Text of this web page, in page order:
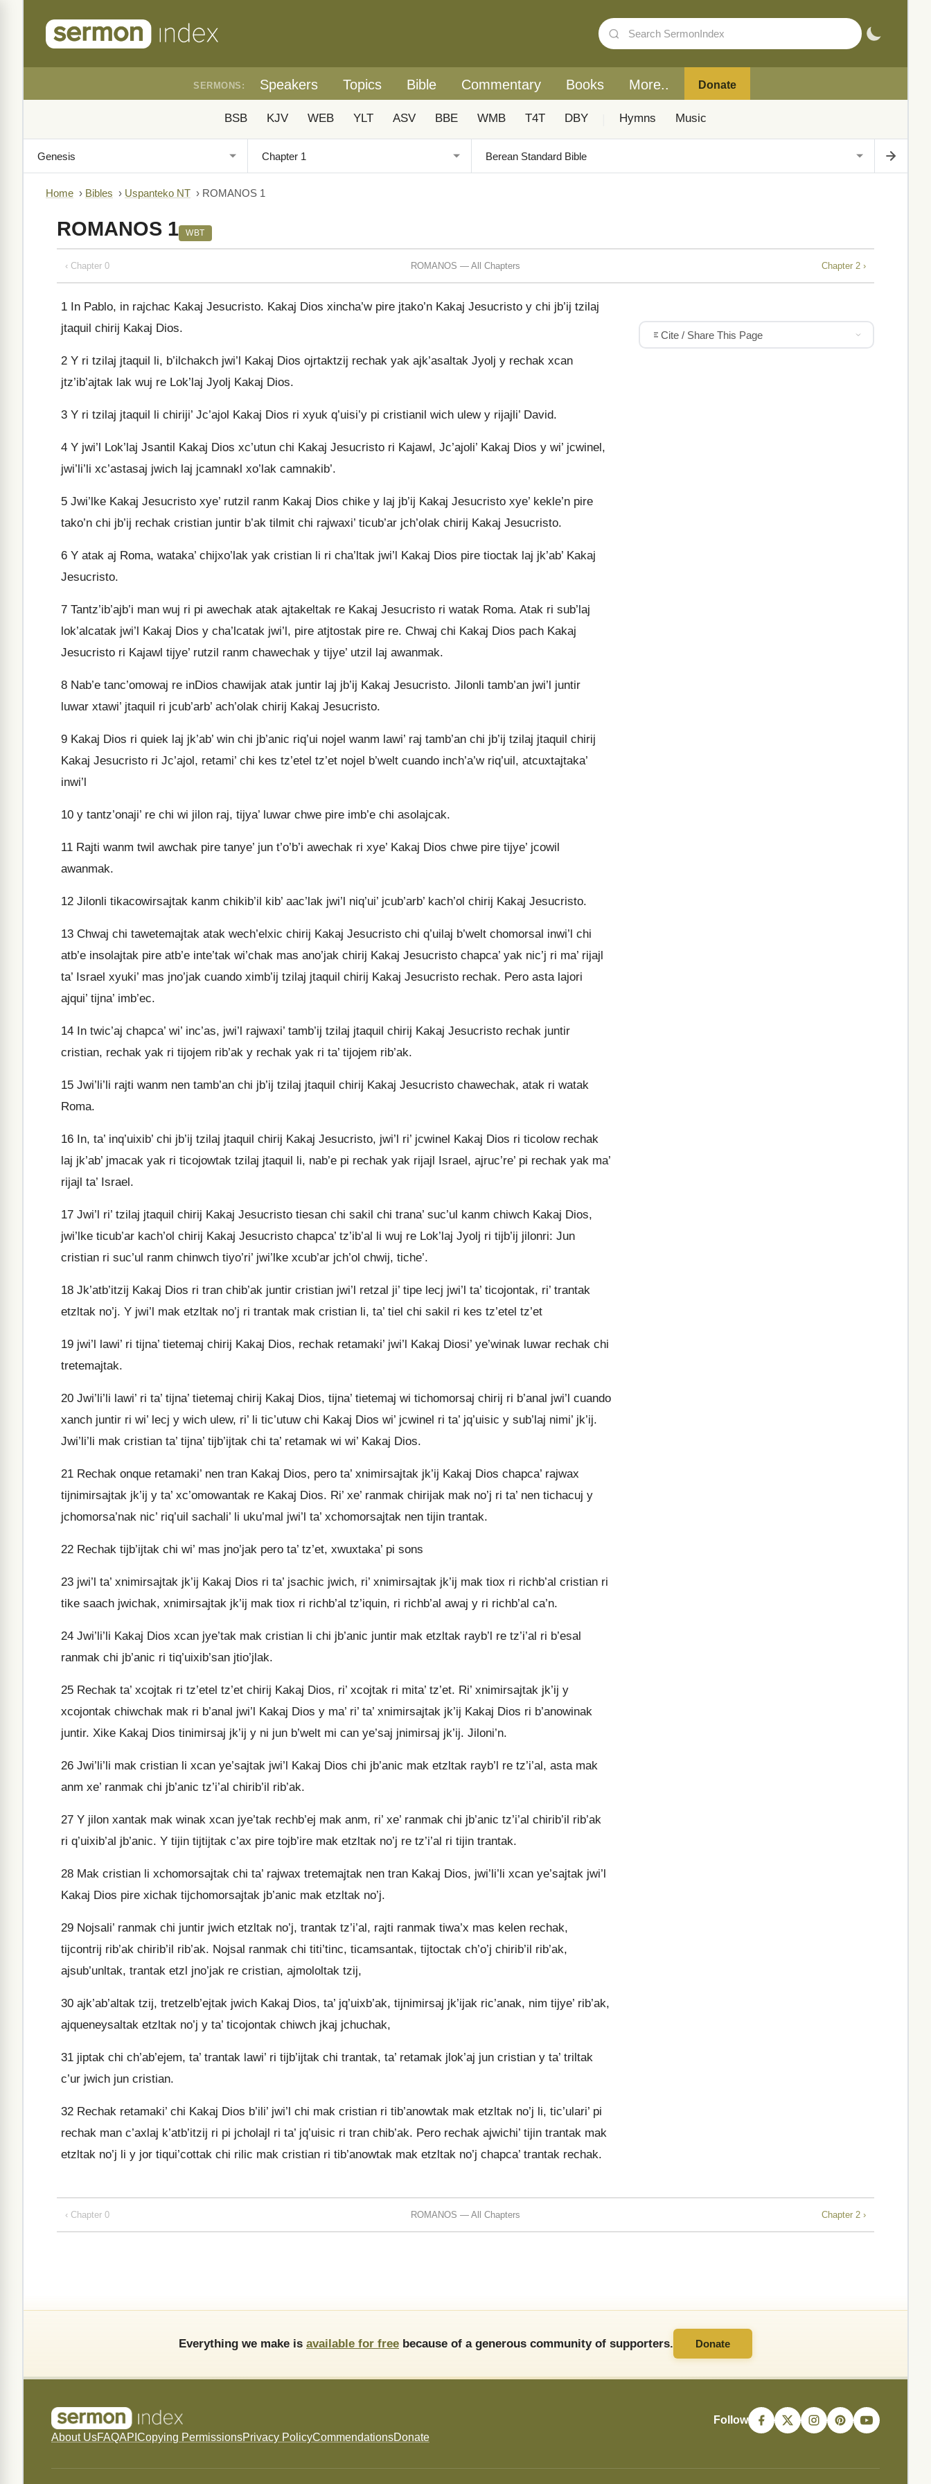
SERMONS: Speakers Topics Bible Commentary Books More.. Donate
BSB KJV WEB YLT ASV BBE WMB T4T DBY Hymns Music
Home › Bibles › Uspanteko NT › ROMANOS 1
ROMANOS 1 WBT
‹ Chapter 0 ROMANOS — All Chapters Chapter 2 ›
1 In Pablo, in rajchac Kakaj Jesucristo. Kakaj Dios xincha’w pire jtako’n Kakaj Jesucristo y chi jb’ij tzilaj
jtaquil chirij Kakaj Dios.
2 Y ri tzilaj jtaquil li, b’ilchakch jwi’l Kakaj Dios ojrtaktzij rechak yak ajk’asaltak Jyolj y rechak xcan
jtz’ib’ajtak lak wuj re Lok’laj Jyolj Kakaj Dios.
3 Y ri tzilaj jtaquil li chiriji’ Jc’ajol Kakaj Dios ri xyuk q’uisi’y pi cristianil wich ulew y rijajli’ David.
4 Y jwi’l Lok’laj Jsantil Kakaj Dios xc’utun chi Kakaj Jesucristo ri Kajawl, Jc’ajoli’ Kakaj Dios y wi’ jcwinel,
jwi’li’li xc’astasaj jwich laj jcamnakl xo’lak camnakib’.
5 Jwi’lke Kakaj Jesucristo xye’ rutzil ranm Kakaj Dios chike y laj jb’ij Kakaj Jesucristo xye’ kekle’n pire
tako’n chi jb’ij rechak cristian juntir b’ak tilmit chi rajwaxi’ ticub’ar jch’olak chirij Kakaj Jesucristo.
6 Y atak aj Roma, wataka’ chijxo’lak yak cristian li ri cha’ltak jwi’l Kakaj Dios pire tioctak laj jk’ab’ Kakaj
Jesucristo.
7 Tantz’ib’ajb’i man wuj ri pi awechak atak ajtakeltak re Kakaj Jesucristo ri watak Roma. Atak ri sub’laj
lok’alcatak jwi’l Kakaj Dios y cha’lcatak jwi’l, pire atjtostak pire re. Chwaj chi Kakaj Dios pach Kakaj
Jesucristo ri Kajawl tijye’ rutzil ranm chawechak y tijye’ utzil laj awanmak.
8 Nab’e tanc’omowaj re inDios chawijak atak juntir laj jb’ij Kakaj Jesucristo. Jilonli tamb’an jwi’l juntir
luwar xtawi’ jtaquil ri jcub’arb’ ach’olak chirij Kakaj Jesucristo.
9 Kakaj Dios ri quiek laj jk’ab’ win chi jb’anic riq’ui nojel wanm lawi’ raj tamb’an chi jb’ij tzilaj jtaquil chirij
Kakaj Jesucristo ri Jc’ajol, retami’ chi kes tz’etel tz’et nojel b’welt cuando inch’a’w riq’uil, atcuxtajtaka’
inwi’l
10 y tantz’onaji’ re chi wi jilon raj, tijya’ luwar chwe pire imb’e chi asolajcak.
11 Rajti wanm twil awchak pire tanye’ jun t’o’b’i awechak ri xye’ Kakaj Dios chwe pire tijye’ jcowil
awanmak.
12 Jilonli tikacowirsajtak kanm chikib’il kib’ aac’lak jwi’l niq’ui’ jcub’arb’ kach’ol chirij Kakaj Jesucristo.
13 Chwaj chi tawetemajtak atak wech’elxic chirij Kakaj Jesucristo chi q’uilaj b’welt chomorsal inwi’l chi
atb’e insolajtak pire atb’e inte’tak wi’chak mas ano’jak chirij Kakaj Jesucristo chapca’ yak nic’j ri ma’ rijajl
ta’ Israel xyuki’ mas jno’jak cuando ximb’ij tzilaj jtaquil chirij Kakaj Jesucristo rechak. Pero asta lajori
ajqui’ tijna’ imb’ec.
14 In twic’aj chapca’ wi’ inc’as, jwi’l rajwaxi’ tamb’ij tzilaj jtaquil chirij Kakaj Jesucristo rechak juntir
cristian, rechak yak ri tijojem rib’ak y rechak yak ri ta’ tijojem rib’ak.
15 Jwi’li’li rajti wanm nen tamb’an chi jb’ij tzilaj jtaquil chirij Kakaj Jesucristo chawechak, atak ri watak
Roma.
16 In, ta’ inq’uixib’ chi jb’ij tzilaj jtaquil chirij Kakaj Jesucristo, jwi’l ri’ jcwinel Kakaj Dios ri ticolow rechak
laj jk’ab’ jmacak yak ri ticojowtak tzilaj jtaquil li, nab’e pi rechak yak rijajl Israel, ajruc’re’ pi rechak yak ma’
rijajl ta’ Israel.
17 Jwi’l ri’ tzilaj jtaquil chirij Kakaj Jesucristo tiesan chi sakil chi trana’ suc’ul kanm chiwch Kakaj Dios,
jwi’lke ticub’ar kach’ol chirij Kakaj Jesucristo chapca’ tz’ib’al li wuj re Lok’laj Jyolj ri tijb’ij jilonri: Jun
cristian ri suc’ul ranm chinwch tiyo’ri’ jwi’lke xcub’ar jch’ol chwij, tiche’.
18 Jk’atb’itzij Kakaj Dios ri tran chib’ak juntir cristian jwi’l retzal ji’ tipe lecj jwi’l ta’ ticojontak, ri’ trantak
etzltak no’j. Y jwi’l mak etzltak no’j ri trantak mak cristian li, ta’ tiel chi sakil ri kes tz’etel tz’et
19 jwi’l lawi’ ri tijna’ tietemaj chirij Kakaj Dios, rechak retamaki’ jwi’l Kakaj Diosi’ ye’winak luwar rechak chi
tretemajtak.
20 Jwi’li’li lawi’ ri ta’ tijna’ tietemaj chirij Kakaj Dios, tijna’ tietemaj wi tichomorsaj chirij ri b’anal jwi’l cuando
xanch juntir ri wi’ lecj y wich ulew, ri’ li tic’utuw chi Kakaj Dios wi’ jcwinel ri ta’ jq’uisic y sub’laj nimi’ jk’ij.
Jwi’li’li mak cristian ta’ tijna’ tijb’ijtak chi ta’ retamak wi wi’ Kakaj Dios.
21 Rechak onque retamaki’ nen tran Kakaj Dios, pero ta’ xnimirsajtak jk’ij Kakaj Dios chapca’ rajwax
tijnimirsajtak jk’ij y ta’ xc’omowantak re Kakaj Dios. Ri’ xe’ ranmak chirijak mak no’j ri ta’ nen tichacuj y
jchomorsa’nak nic’ riq’uil sachali’ li uku’mal jwi’l ta’ xchomorsajtak nen tijin trantak.
22 Rechak tijb’ijtak chi wi’ mas jno’jak pero ta’ tz’et, xwuxtaka’ pi sons
23 jwi’l ta’ xnimirsajtak jk’ij Kakaj Dios ri ta’ jsachic jwich, ri’ xnimirsajtak jk’ij mak tiox ri richb’al cristian ri
tike saach jwichak, xnimirsajtak jk’ij mak tiox ri richb’al tz’iquin, ri richb’al awaj y ri richb’al ca’n.
24 Jwi’li’li Kakaj Dios xcan jye’tak mak cristian li chi jb’anic juntir mak etzltak rayb’l re tz’i’al ri b’esal
ranmak chi jb’anic ri tiq’uixib’san jtio’jlak.
25 Rechak ta’ xcojtak ri tz’etel tz’et chirij Kakaj Dios, ri’ xcojtak ri mita’ tz’et. Ri’ xnimirsajtak jk’ij y
xcojontak chiwchak mak ri b’anal jwi’l Kakaj Dios y ma’ ri’ ta’ xnimirsajtak jk’ij Kakaj Dios ri b’anowinak
juntir. Xike Kakaj Dios tinimirsaj jk’ij y ni jun b’welt mi can ye’saj jnimirsaj jk’ij. Jiloni’n.
26 Jwi’li’li mak cristian li xcan ye’sajtak jwi’l Kakaj Dios chi jb’anic mak etzltak rayb’l re tz’i’al, asta mak
anm xe’ ranmak chi jb’anic tz’i’al chirib’il rib’ak.
27 Y jilon xantak mak winak xcan jye’tak rechb’ej mak anm, ri’ xe’ ranmak chi jb’anic tz’i’al chirib’il rib’ak
ri q’uixib’al jb’anic. Y tijin tijtijtak c’ax pire tojb’ire mak etzltak no’j re tz’i’al ri tijin trantak.
28 Mak cristian li xchomorsajtak chi ta’ rajwax tretemajtak nen tran Kakaj Dios, jwi’li’li xcan ye’sajtak jwi’l
Kakaj Dios pire xichak tijchomorsajtak jb’anic mak etzltak no’j.
29 Nojsali’ ranmak chi juntir jwich etzltak no’j, trantak tz’i’al, rajti ranmak tiwa’x mas kelen rechak,
tijcontrij rib’ak chirib’il rib’ak. Nojsal ranmak chi titi’tinc, ticamsantak, tijtoctak ch’o’j chirib’il rib’ak,
ajsub’unltak, trantak etzl jno’jak re cristian, ajmololtak tzij,
30 ajk’ab’altak tzij, tretzelb’ejtak jwich Kakaj Dios, ta’ jq’uixb’ak, tijnimirsaj jk’ijak ric’anak, nim tijye’ rib’ak,
ajqueneysaltak etzltak no’j y ta’ ticojontak chiwch jkaj jchuchak,
31 jiptak chi ch’ab’ejem, ta’ trantak lawi’ ri tijb’ijtak chi trantak, ta’ retamak jlok’aj jun cristian y ta’ triltak
c’ur jwich jun cristian.
32 Rechak retamaki’ chi Kakaj Dios b’ili’ jwi’l chi mak cristian ri tib’anowtak mak etzltak no’j li, tic’ulari’ pi
rechak man c’axlaj k’atb’itzij ri pi jcholajl ri ta’ jq’uisic ri tran chib’ak. Pero rechak ajwichi’ tijin trantak mak
etzltak no’j li y jor tiqui’cottak chi rilic mak cristian ri tib’anowtak mak etzltak no’j chapca’ trantak rechak.
Cite / Share This Page
‹ Chapter 0 ROMANOS — All Chapters Chapter 2 ›
Everything we make is available for free because of a generous community of supporters. Donate
About UsFAQAPI Copying PermissionsPrivacy PolicyCommendationsDonate
Follow